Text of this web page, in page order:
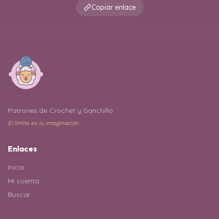
Copiar enlace
Patrones de Crochet y Ganchillo
El límite es tu imaginación
Enlaces
Inicio
Mi cuenta
Buscar